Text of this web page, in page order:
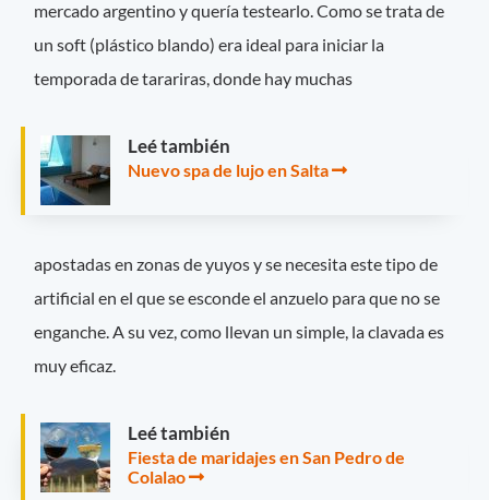
mercado argentino y quería testearlo. Como se trata de
un soft (plástico blando) era ideal para iniciar la
temporada de tarariras, donde hay muchas
Leé también
Nuevo spa de lujo en Salta
apostadas en zonas de yuyos y se necesita este tipo de
artificial en el que se esconde el anzuelo para que no se
enganche. A su vez, como llevan un simple, la clavada es
muy eficaz.
Leé también
Fiesta de maridajes en San Pedro de
Colalao